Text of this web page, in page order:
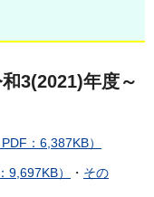
3(2021)年度～
：6,387KB）
9,697KB） ・ その